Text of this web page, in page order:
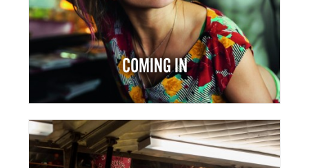
COMING IN